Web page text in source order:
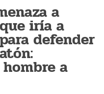
a
iría a
defender
a